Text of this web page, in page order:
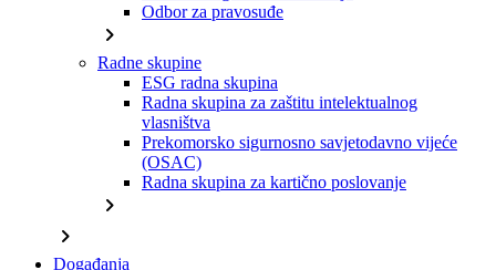
Odbor za pravosuđe
chevron_right
Radne skupine
ESG radna skupina
Radna skupina za zaštitu intelektualnog
vlasništva
Prekomorsko sigurnosno savjetodavno vijeće
(OSAC)
Radna skupina za kartično poslovanje
chevron_right
chevron_right
Događanja